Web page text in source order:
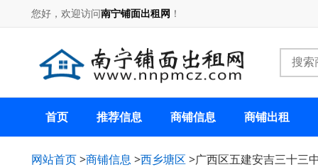
您好，欢迎访问南宁铺面出租网 ！
首页 推荐信息 商铺信息 商铺出租
网站首页>商铺信息 >西乡塘区 >广西区五建安吉三十三